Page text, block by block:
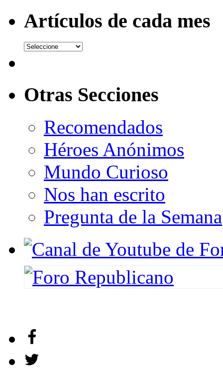
Artículos de cada mes
Otras Secciones
Recomendados
Héroes Anónimos
Mundo Curioso
Nos han escrito
Pregunta de la Semana